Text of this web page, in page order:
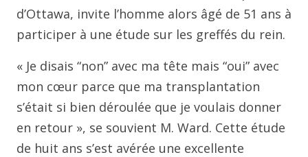
d’Ottawa, invite l’homme alors âgé de 51 ans à
participer à une étude sur les greffés du rein.
« Je disais “non” avec ma tête mais “oui” avec
mon cœur parce que ma transplantation
s’était si bien déroulée que je voulais donner
en retour », se souvient M. Ward. Cette étude
de huit ans s’est avérée une excellente